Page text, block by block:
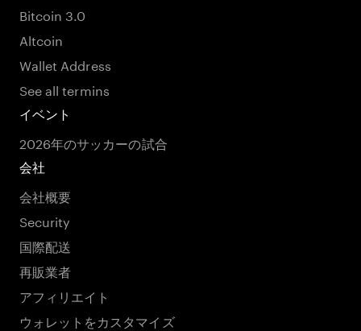
Bitcoin 3.0
Altcoin
Wallet Address
See all termins
イベント
2026年のサッカーの試合
会社
会社概要
Security
国際配送
再販業者
アフィリエイト
ウォレットをカスタマイズ